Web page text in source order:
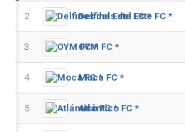
2 Delfines del Este FC *
3 OYM FC *
4 Moca FC *
5 Atlántico FC *